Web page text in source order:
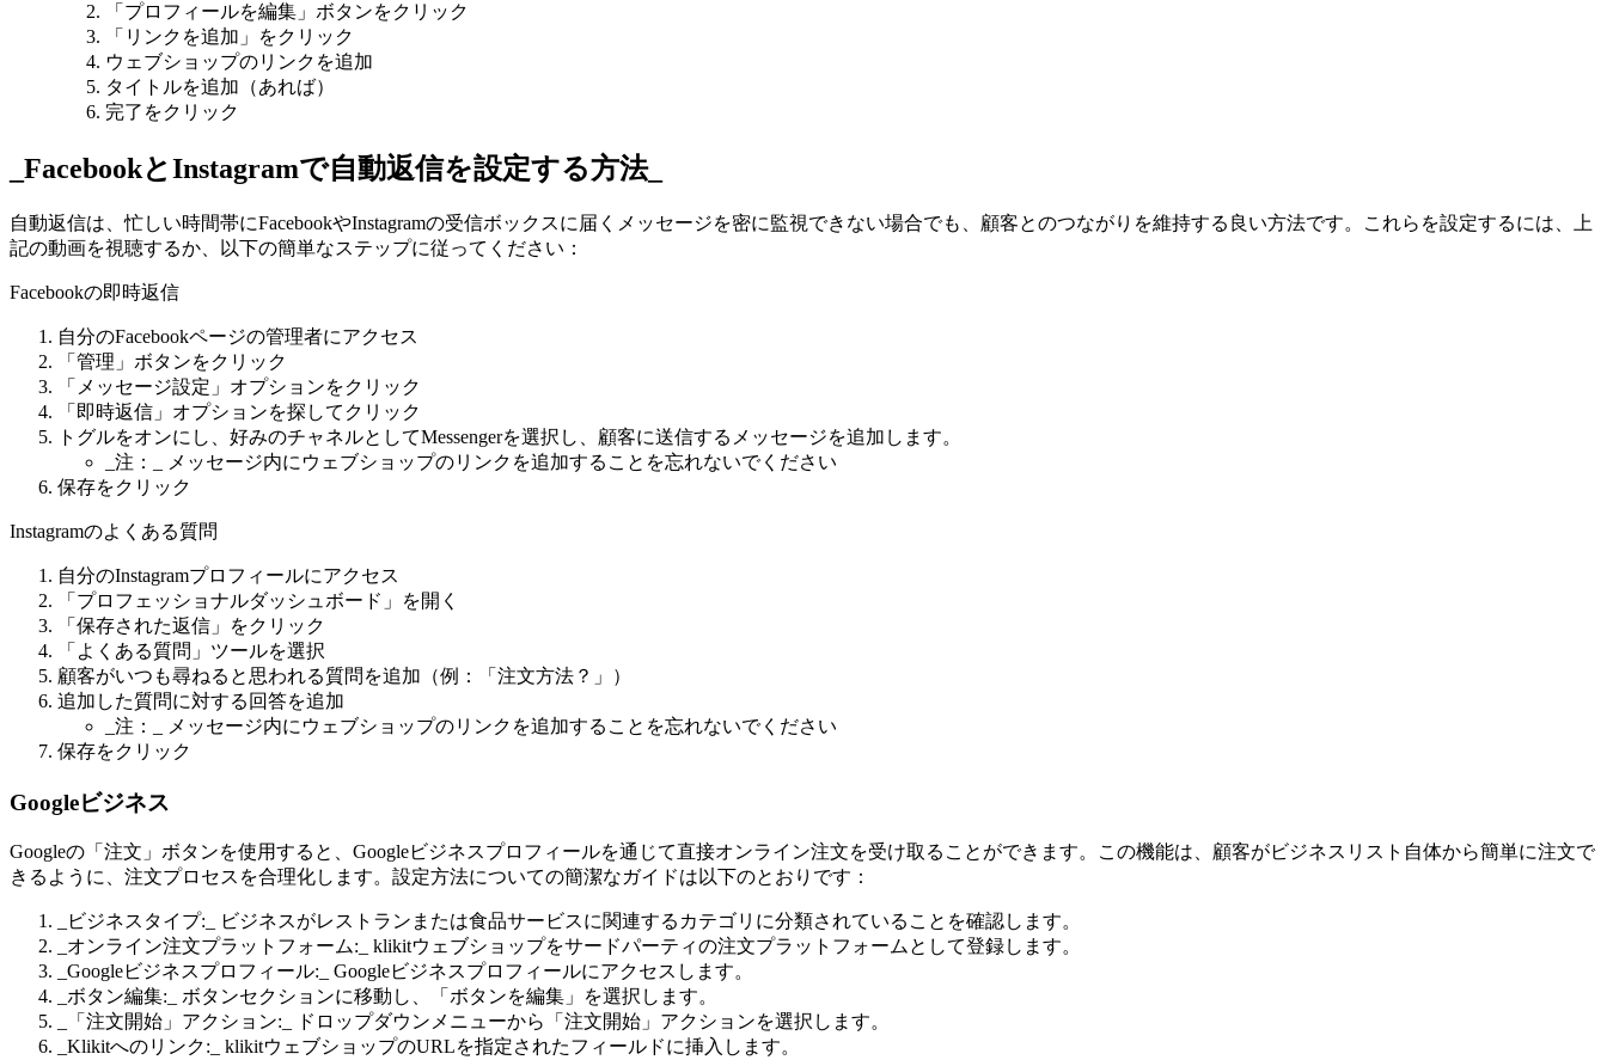
「プロフィールを編集」ボタンをクリック
「リンクを追加」をクリック
ウェブショップのリンクを追加
タイトルを追加（あれば）
完了をクリック
_FacebookとInstagramで自動返信を設定する方法_
自動返信は、忙しい時間帯にFacebookやInstagramの受信ボックスに届くメッセージを密に監視できない場合でも、顧客とのつながりを維持する良い方法です。これらを設定するには、上
記の動画を視聴するか、以下の簡単なステップに従ってください：
Facebookの即時返信
自分のFacebookページの管理者にアクセス
「管理」ボタンをクリック
「メッセージ設定」オプションをクリック
「即時返信」オプションを探してクリック
トグルをオンにし、好みのチャネルとしてMessengerを選択し、顧客に送信するメッセージを追加します。
_注：_ メッセージ内にウェブショップのリンクを追加することを忘れないでください
保存をクリック
Instagramのよくある質問
自分のInstagramプロフィールにアクセス
「プロフェッショナルダッシュボード」を開く
「保存された返信」をクリック
「よくある質問」ツールを選択
顧客がいつも尋ねると思われる質問を追加（例：「注文方法？」）
追加した質問に対する回答を追加
_注：_ メッセージ内にウェブショップのリンクを追加することを忘れないでください
保存をクリック
Googleビジネス
Googleの「注文」ボタンを使用すると、Googleビジネスプロフィールを通じて直接オンライン注文を受け取ることができます。この機能は、顧客がビジネスリスト自体から簡単に注文で
きるように、注文プロセスを合理化します。設定方法についての簡潔なガイドは以下のとおりです：
_ビジネスタイプ:_ ビジネスがレストランまたは食品サービスに関連するカテゴリに分類されていることを確認します。
_オンライン注文プラットフォーム:_ klikitウェブショップをサードパーティの注文プラットフォームとして登録します。
_Googleビジネスプロフィール:_ Googleビジネスプロフィールにアクセスします。
_ボタン編集:_ ボタンセクションに移動し、「ボタンを編集」を選択します。
_「注文開始」アクション:_ ドロップダウンメニューから「注文開始」アクションを選択します。
_Klikitへのリンク:_ klikitウェブショップのURLを指定されたフィールドに挿入します。